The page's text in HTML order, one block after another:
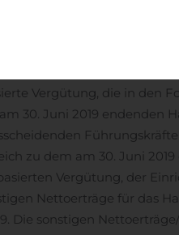
ist.
Die Forschungs-
endenden Halbjahr um
Forschungs- und
die durch
Vergütung, die in den
30. Juni 2019 endenden
zu dem am 30. Juni 2019
Vergütung, der
Nettoerträge für das
Die sonstigen